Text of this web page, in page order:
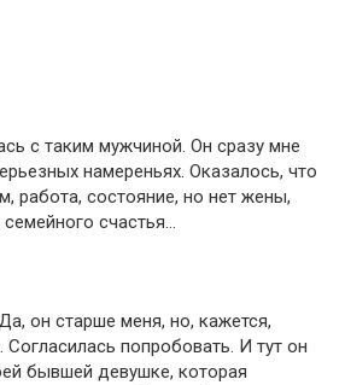
с таким мужчиной. Он сразу мне
намереньях. Оказалось, что
работа, состояние, но нет жены,
счастья…
он старше меня, но, кажется,
попробовать. И тут он
бывшей девушке, которая